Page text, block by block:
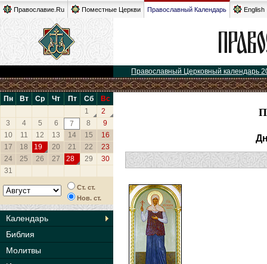
Православие.Ru Поместные Церкви Православный Календарь English
Православный Церковный календарь
Пн Вт Ср Чт Пт Сб
Вс
1
2
3
4 5 6 7 8
9
10
11 12 13 14 15
16
17
18 19 20 21 22
23
24
25 26 27 28 29
30
31
Ст. ст.
Нов. ст.
Календарь
Библия
Молитвы